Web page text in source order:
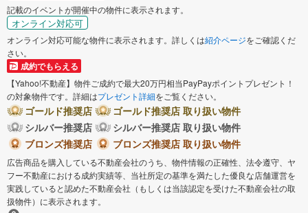
記載のイベントが開催中の物件に表示されます。
オンライン対応可
オンライン対応可能な物件に表示されます。詳しくは紹介ページをご確認くだ
さい。
成約でもらえる
【Yahoo!不動産】物件ご成約で最大20万円相当PayPayポイントプレゼント！
の対象物件です。詳細はプレゼント詳細をご覧ください。
ゴールド推奨店
ゴールド推奨店 取り扱い物件
シルバー推奨店
シルバー推奨店 取り扱い物件
ブロンズ推奨店
ブロンズ推奨店 取り扱い物件
広告商品を購入している不動産会社のうち、物件情報の正確性、法令遵守、ヤ
フー不動産における成約実績等、当社所定の基準を満たした優良な店舗運営を
実践していると認めた不動産会社（もしくは当該認定を受けた不動産会社の取
扱物件）に表示されます。